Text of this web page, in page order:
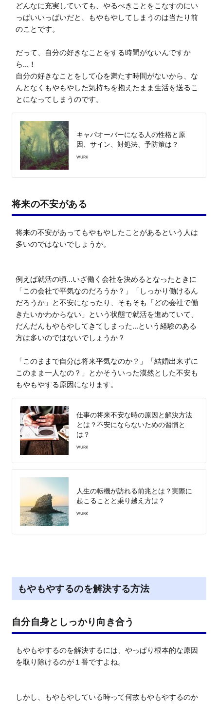
どんなに充実していても、やるべきことをこなすのにい
っぱいいっぱいだと、もやもやしてしまうのは当たり前
のことです。
だって、自分の好きなことをする時間がないんですか
ら...！
自分の好きなことをして心を満たす時間がないから、な
んとなくもやもやした気持ちを抱えたまま生活を送るこ
とになってしまうのです。
キャパオーバーになる人の性格と原
因、サイン、対処法、予防策は？
WURK
将来の不安がある
将来の不安があってもやもやしたことがあるという人は
多いのではないでしょうか。
例えば就活の頃...いざ働く会社を決めるとなったときに
「この会社で平気なのだろうか？」「しっかり働けるん
だろうか」と不安になったり、そもそも「どの会社で働
きたいかわからない」という状態で就活を進めていて、
だんだんもやもやしてきてしまった...という経験のある
方は多いのではないでしょうか？
「このままで自分は将来平気なのか？」「結婚出来ずに
このまま一人なの？」とかそういった漠然とした不安も
もやもやする原因になります。
仕事の将来不安な時の原因と解決方法
とは？不安にならないための習慣と
は？
WURK
人生の転機が訪れる前兆とは？実際に
起こることと乗り越え方は？
WURK
もやもやするのを解決する方法
自分自身としっかり向き合う
もやもやするのを解決するには、やっぱり根本的な原因
を取り除けるのが１番ですよね。
しかし、もやもやしている時って何故もやもやするのか